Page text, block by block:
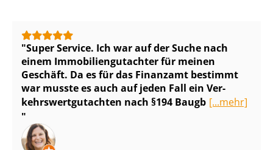
Super Service. Ich war auf der Suche nach
einem Im­mo­bi­li­en­gut­ach­ter für meinen
Geschäft. Da es für das Finanzamt bestimmt
war musste es auch auf jeden Fall ein Ver­
kehrs­wert­gut­ach­ten nach §194 Baugb [...mehr]